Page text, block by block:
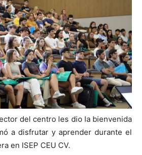
del centro les dio la bienvenida
a disfrutar y aprender durante el
en ISEP CEU CV.